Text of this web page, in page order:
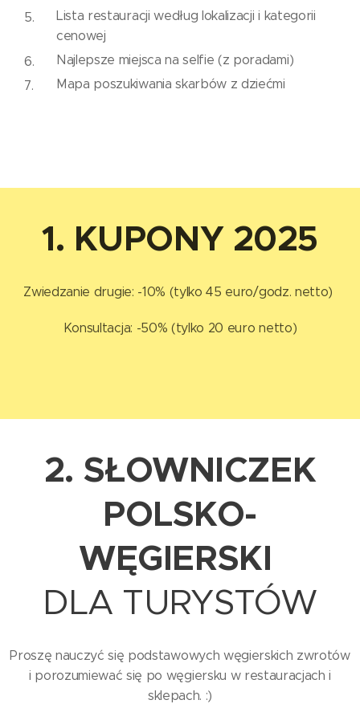
Lista restauracji według lokalizacji i kategorii
cenowej
Najlepsze miejsca na selfie (z poradami)
Mapa poszukiwania skarbów z dziećmi
1. KUPONY 2025
Zwiedzanie drugie: -10% (tylko 45 euro/godz. netto)
Konsultacja: -50% (tylko 20 euro netto)
2. SŁOWNICZEK
POLSKO-
WĘGIERSKI
DLA TURYSTÓW
Proszę nauczyć się podstawowych węgierskich zwrotów
i porozumiewać się po węgiersku w restauracjach i
sklepach. :)